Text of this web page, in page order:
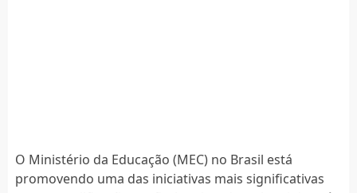
O Ministério da Educação (MEC) no Brasil está
promovendo uma das iniciativas mais significativas